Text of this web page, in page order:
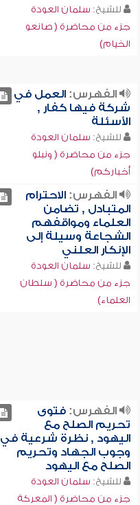
للشيخ: سلمان العودة
جزء من محاضرة ( صانعو
الخيام)
الفهرس:العمل في
شركة فيها كفار ,
الأسئلة
للشيخ: سلمان العودة
جزء من محاضرة ( ونبلو
أخباركم)
الفهرس:الاحترام
المتبادل , تضامن
العلماء ومواقفهم
الشجاعة وسيلة إلى
الإنكار العلني
للشيخ: سلمان العودة
جزء من محاضرة ( سلطان
العلماء)
الفهرس:فتوى
تحريم الصلح مع
اليهود , نظرة شرعية في
وجوب الجهاد وتحريم
الصلح مع اليهود
للشيخ: سلمان العودة
جزء من محاضرة ( المعركة